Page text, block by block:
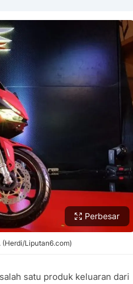
Copy Link
Perbesar
(Herdi/Liputan6.com)
satu produk keluaran dari